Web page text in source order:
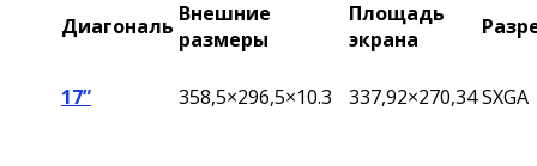
Диагональ Внешние
размеры
Площадь
экрана
17” 358,5×296,5×10.3 337,92×270,34SXGA